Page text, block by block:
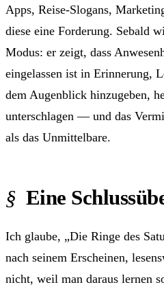
Apps, Reise-Slogans,
diese eine Forderung. Sebald
Modus: er zeigt, dass
eingelassen ist in Erinnerung,
dem Augenblick hinzugeben,
unterschlagen — und das
als das Unmittelbare.
Eine
Ich glaube, „Die Ringe des
nach seinem Erscheinen,
nicht, weil man daraus lernen